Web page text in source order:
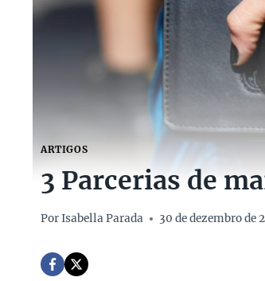
ARTIGOS
3 Parcerias de
PorIsabella Parada 30 de dezembro de